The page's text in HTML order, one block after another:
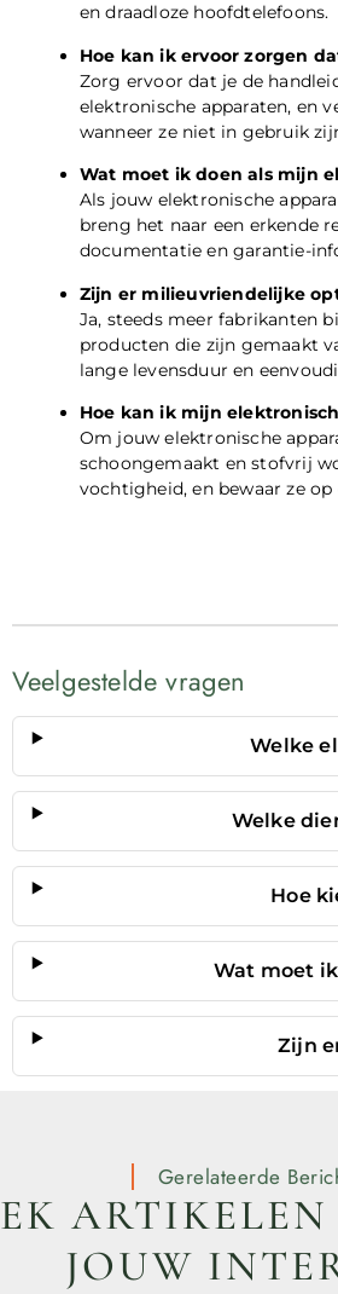
en draadloze hoofdtelefoons.
Hoe kan ik ervoor zorgen
Zorg ervoor dat je de
elektronische apparaten, en
wanneer ze niet in gebruik
Wat moet ik doen als mijn
Als jouw elektronische
breng het naar een erkende
documentatie en garantie-
Zijn er milieuvriendelijke
Ja, steeds meer fabrikanten
producten die zijn gemaakt
lange levensduur en
Hoe kan ik mijn
Om jouw elektronische
schoongemaakt en stofvrij
vochtigheid, en bewaar ze
Veelgestelde vragen
Welke
Welke
Hoe
Wat moet
Zijn
Gerelateerde
ARTIKELEN
JOUW